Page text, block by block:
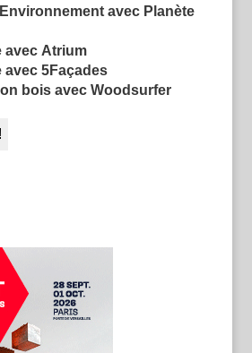
avec Planète
avec Atrium
avec 5Façades
bois avec Woodsurfer